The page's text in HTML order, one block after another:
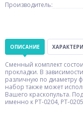
Производитель:
ОПИСАНИЕ
Сменный комплект
прокладки. В
различную по диаметру
набор также может
Вашего краскопульта.
именно к PT-0204, PT-